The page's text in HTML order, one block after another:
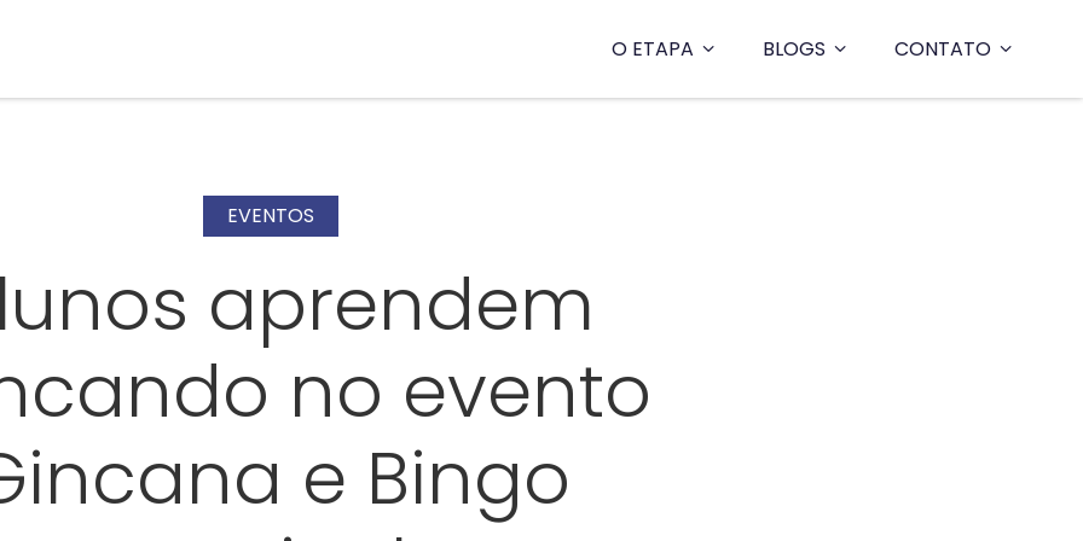
O ETAPA BLOGS CONTATO
EVENTOS
aprendem
no evento
e Bingo